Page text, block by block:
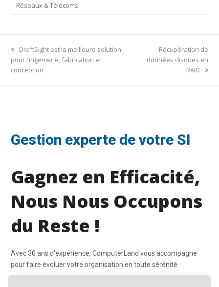
Réseaux & Télécoms
previous
post:
DraftSight est la meilleure solution
pour l’ingénierie, fabrication et
conception
next
post:
Récupération de
données disques en
RAID
Gestion experte de votre SI
Gagnez en Efficacité,
Nous Nous Occupons
du Reste !
Avec 30 ans d'expérience, ComputerLand vous accompagne
pour faire évoluer votre organisation en toute sérénité